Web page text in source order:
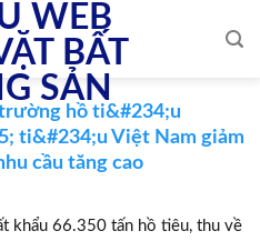
hồ ti&#234;u
ti&#234;u Việt Nam giảm
cầu tăng cao
khẩu 66.350 tấn hồ tiêu, thu về